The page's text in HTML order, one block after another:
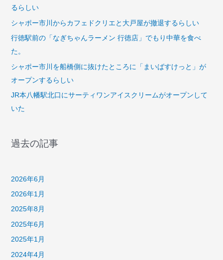
るらしい
シャポー市川からカフェドクリエと大戸屋が撤退するらしい
行徳駅前の「なぎちゃんラーメン 行徳店」でもり中華を食べ
た。
シャポー市川を船橋側に抜けたところに「まいばすけっと」が
オープンするらしい
JR本八幡駅北口にサーティワンアイスクリームがオープンして
いた
過去の記事
2026年6月
2026年1月
2025年8月
2025年6月
2025年1月
2024年4月